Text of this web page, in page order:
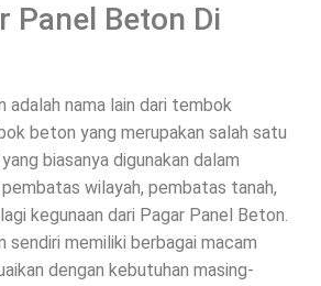
Panel Beton Di
adalah nama lain dari tembok
beton yang merupakan salah satu
biasanya digunakan dalam
wilayah, pembatas tanah,
kegunaan dari Pagar Panel Beton.
sendiri memiliki berbagai macam
dengan kebutuhan masing-